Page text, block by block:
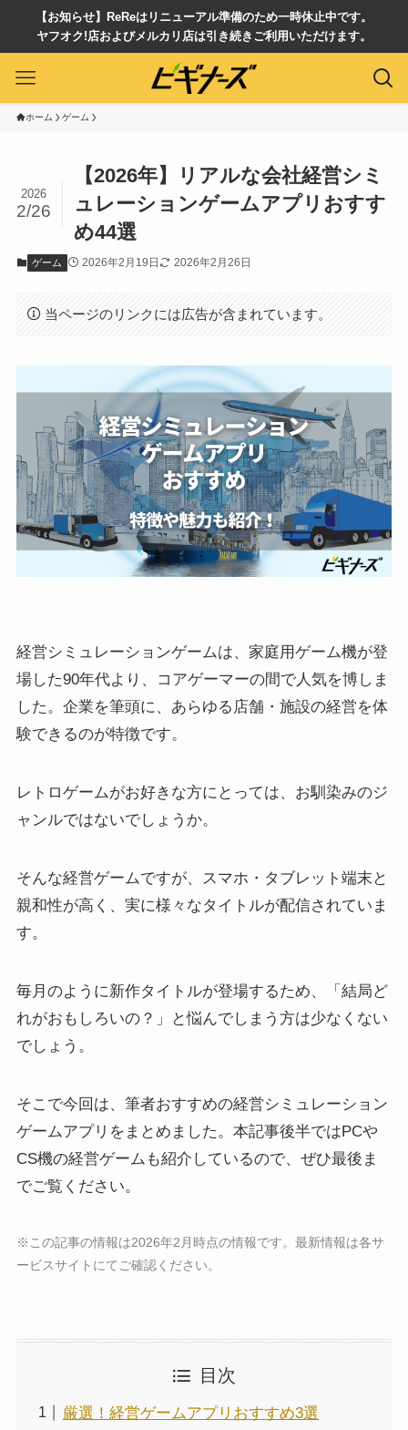
【お知らせ】ReReはリニューアル準備のため一時休止中です。
ヤフオク!店およびメルカリ店は引き続きご利用いただけます。
ホーム ゲーム
【2026年】リアルな会社経営シミ
ュレーションゲームアプリおすす
め44選
2026
2/26
ゲーム 2026年2月19日 2026年2月26日
当ページのリンクには広告が含まれています。
経営シミュレーションゲームは、家庭用ゲーム機が登
場した90年代より、コアゲーマーの間で人気を博しま
した。企業を筆頭に、あらゆる店舗・施設の経営を体
験できるのが特徴です。
レトロゲームがお好きな方にとっては、お馴染みのジ
ャンルではないでしょうか。
そんな経営ゲームですが、スマホ・タブレット端末と
親和性が高く、実に様々なタイトルが配信されていま
す。
毎月のように新作タイトルが登場するため、「結局ど
れがおもしろいの？」と悩んでしまう方は少なくない
でしょう。
そこで今回は、筆者おすすめの経営シミュレーション
ゲームアプリをまとめました。本記事後半ではPCや
CS機の経営ゲームも紹介しているので、ぜひ最後ま
でご覧ください。
※この記事の情報は2026年2月時点の情報です。最新情報は各サ
ービスサイトにてご確認ください。
目次
厳選！経営ゲームアプリおすすめ3選